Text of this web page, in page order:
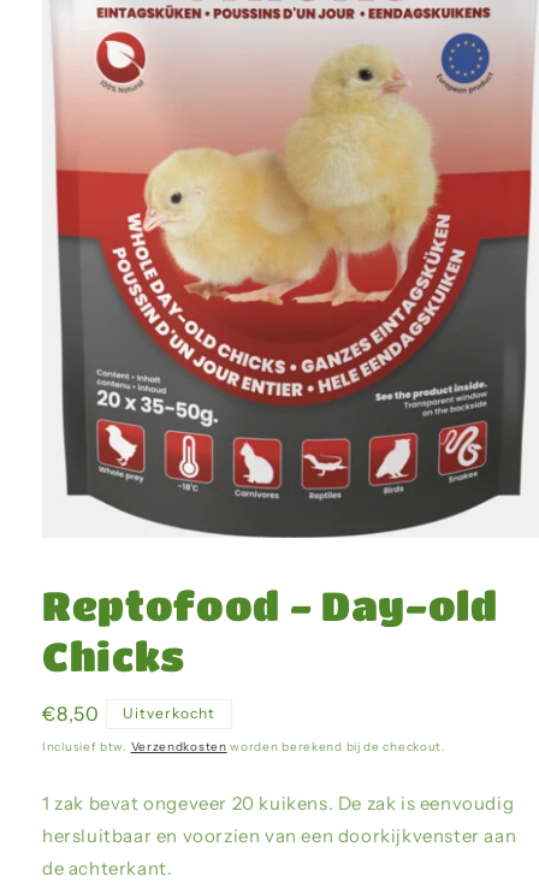
in
modaal
Reptofood - Day-old
Chicks
Normale
prijs
€8,50 Uitverkocht
Inclusief btw. Verzendkosten worden berekend bij de checkout.
1 zak bevat ongeveer 20 kuikens. De zak is eenvoudig
hersluitbaar en voorzien van een doorkijkvenster aan
de achterkant.